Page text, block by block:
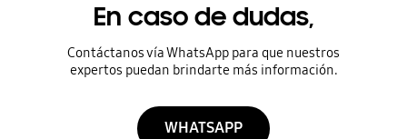
En caso de dudas,
Contáctanos vía WhatsApp para que nuestros
expertos puedan brindarte más información.
WHATSAPP